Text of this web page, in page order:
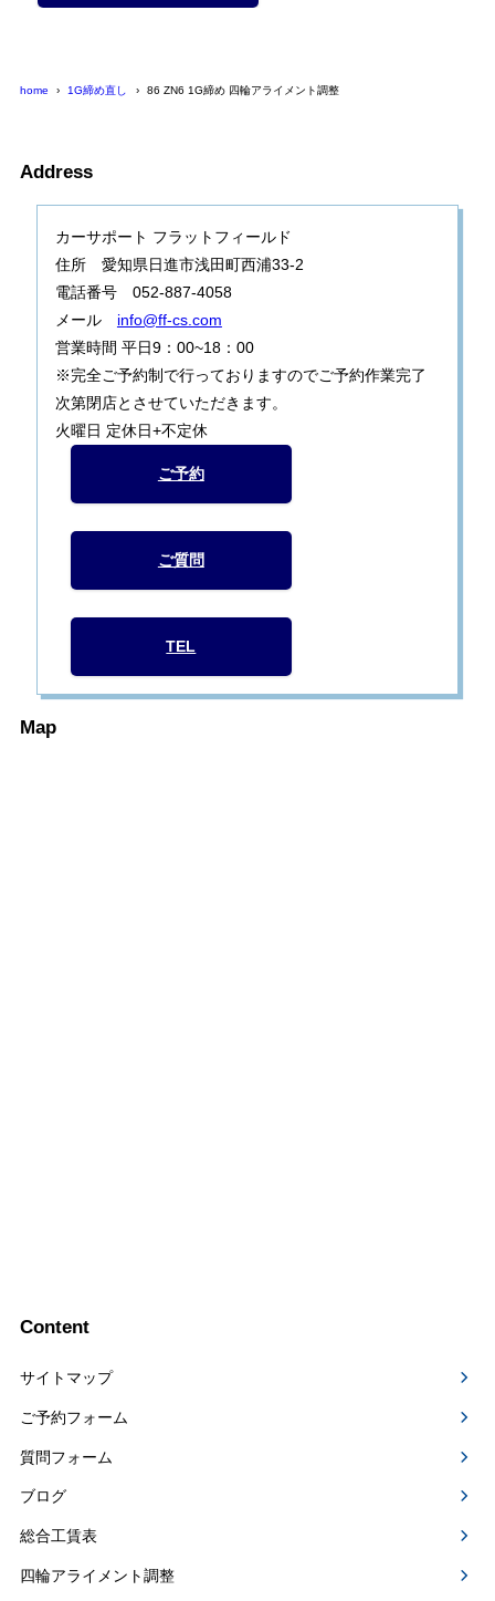
home 1G締め直し 86 ZN6 1G締め 四輪アライメント調整
Address
カーサポート フラットフィールド
住所 愛知県日進市浅田町西浦33-2
電話番号 052-887-4058
メール info@ff-cs.com
営業時間 平日9：00~18：00
※完全ご予約制で行っておりますのでご予約作業完了
次第閉店とさせていただきます。
火曜日 定休日+不定休
ご予約
ご質問
TEL
Map
Content
サイトマップ
ご予約フォーム
質問フォーム
ブログ
総合工賃表
四輪アライメント調整